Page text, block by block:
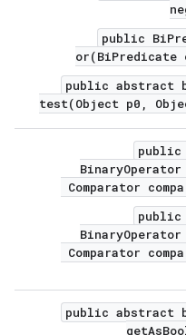
public
or(BiPredicate
public abstract
test(Object p0,
BinaryOperator
Comparator
BinaryOperator
Comparator
public abstract